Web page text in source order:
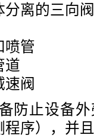
离的三向阀
喷管
道
阀
防止设备
程序），并